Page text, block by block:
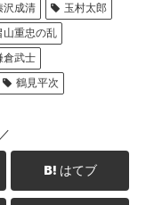
沢成清
玉村太郎
山重忠の乱
倉武士
鶴見平次
はてブ